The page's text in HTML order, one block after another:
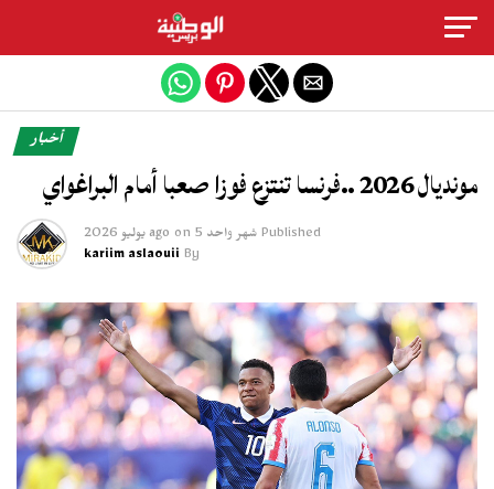
أخبار
مونديال 2026 ..فرنسا تنتزع فوزا صعبا أمام البراغواي
Published شهر واحد ago on 5 يوليو 2026
By
kariim aslaouii
Exit mobile version